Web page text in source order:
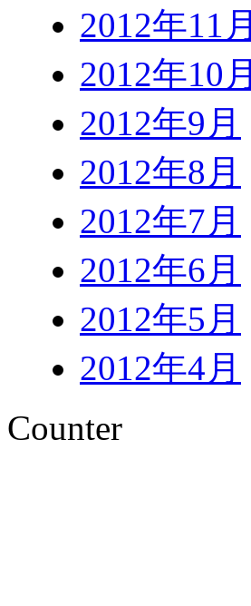
2012年11月
2012年10月
2012年9月
2012年8月
2012年7月
2012年6月
2012年5月
2012年4月
Counter